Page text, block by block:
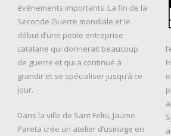
événements importants. La fin de la
Seconde Guerre mondiale et le
début d’une petite entreprise
catalane qui donnerait beaucoup
de guerre et qui a continué à
grandir et se spécialiser jusqu’à ce
jour.
Dans la ville de Sant Feliu, Jaume
Pareta crée un atelier d’usinage en